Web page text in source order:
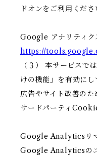
ドオンをご利用くださ
Google アナリティク
https://
（３） 本サービス
けの機能」を有効にし
広告やサイト改善の
サードパーティ
Google Analyticsリ
Google Analyticsの